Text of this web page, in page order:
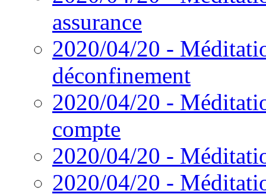
assurance
2020/04/20 -
déconfinement
2020/04/20 -
compte
2020/04/20 -
2020/04/20 -